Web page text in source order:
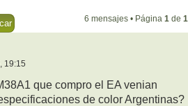
6 mensajes • Página 1 de 1
19:15
que compro el EA venian
de color Argentinas?